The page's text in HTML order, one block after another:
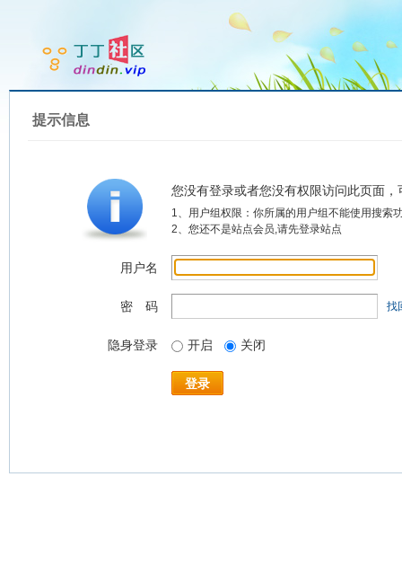
提示信息
您没有登录或者您没有权限访问此页面
1、用户组权限：你所属的用户组不能使用搜索
2、您还不是站点会员,请先登录站点
用户名
密 码 找
隐身登录 开启 关闭
登录